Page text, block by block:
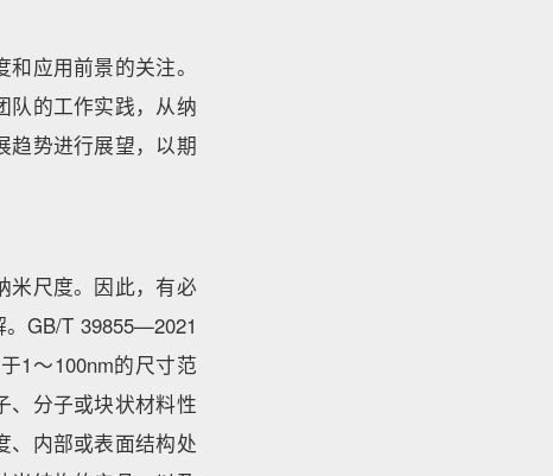
应用前景的关注。
队的工作实践，从纳
趋势进行展望，以期
米尺度。因此，有必
GB/T 39855—2021
1～100nm的尺寸范
、分子或块状材料性
、内部或表面结构处